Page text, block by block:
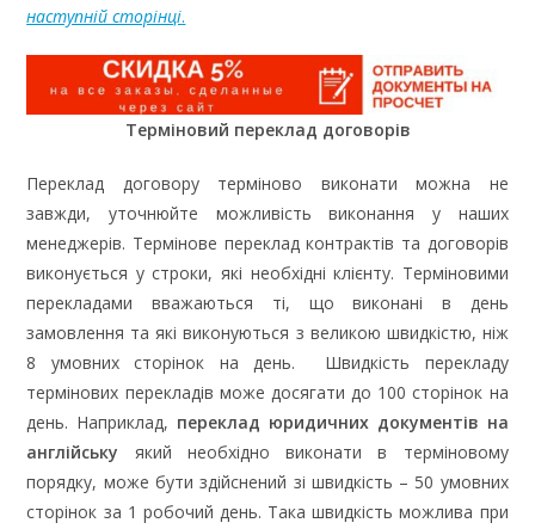
наступній сторінці.
Терміновий переклад договорів
Переклад договору терміново виконати можна не
завжди, уточнюйте можливість виконання у наших
менеджерів. Термінове переклад контрактів та договорів
виконується у строки, які необхідні клієнту. Терміновими
перекладами вважаються ті, що виконані в день
замовлення та які виконуються з великою швидкістю, ніж
8 умовних сторінок на день. Швидкість перекладу
термінових перекладів може досягати до 100 сторінок на
день. Наприклад, переклад юридичних документів на
англійську який необхідно виконати в терміновому
порядку, може бути здійснений зі швидкість – 50 умовних
сторінок за 1 робочий день. Така швидкість можлива при